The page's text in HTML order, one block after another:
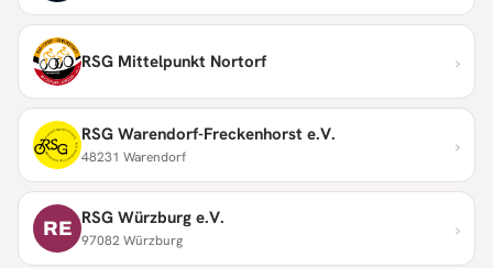
RSG Mittelpunkt Nortorf ›
RSG Warendorf-Freckenhorst e.V.
48231 Warendorf ›
RE RSG Würzburg e.V.
97082 Würzburg ›